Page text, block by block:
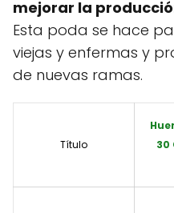
mejorar la
Esta poda se hace
viejas y enfermas y
de nuevas ramas.
Título
30